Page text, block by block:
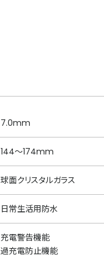
7.0mm
144～174mm
球面クリスタルガラス
日常生活用防水
充電警告機能
過充電防止機能